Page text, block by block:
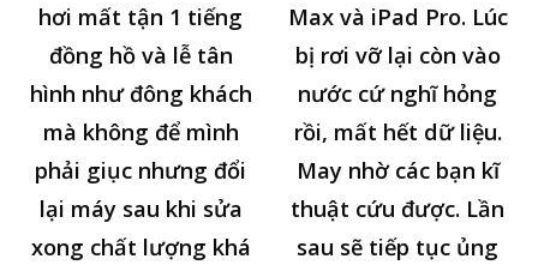
hơi mất tận 1 tiếng
đồng hồ và lễ tân
hình như đông khách
mà không để mình
phải giục nhưng đổi
lại máy sau khi sửa
xong chất lượng khá
Max và iPad Pro. Lúc
bị rơi vỡ lại còn vào
nước cứ nghĩ hỏng
rồi, mất hết dữ liệu.
May nhờ các bạn kĩ
thuật cứu được. Lần
sau sẽ tiếp tục ủng